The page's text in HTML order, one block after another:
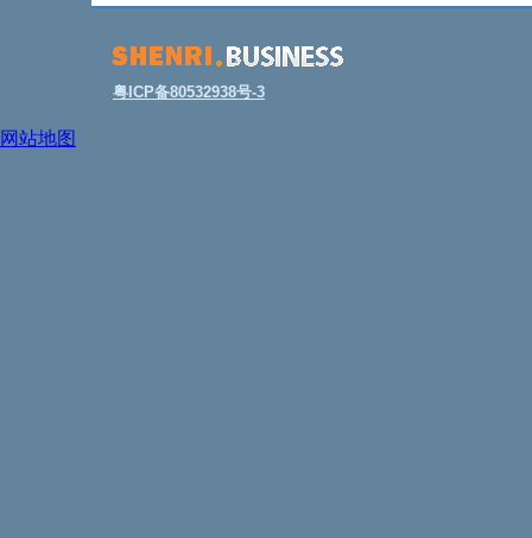
粤ICP备80532938号-3
网站地图